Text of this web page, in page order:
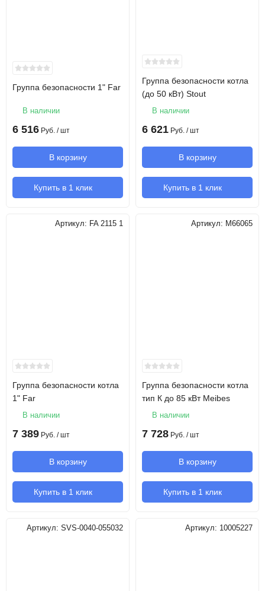
Группа безопасности 1" Far
В наличии
6 516 Руб. / шт
В корзину
Купить в 1 клик
Группа безопасности котла
(до 50 кВт) Stout
В наличии
6 621 Руб. / шт
В корзину
Купить в 1 клик
Артикул: FA 2115 1
Группа безопасности котла
1" Far
В наличии
7 389 Руб. / шт
В корзину
Купить в 1 клик
Артикул: M66065
Группа безопасности котла
тип К до 85 кВт Meibes
В наличии
7 728 Руб. / шт
В корзину
Купить в 1 клик
Артикул: SVS-0040-055032 Артикул: 10005227